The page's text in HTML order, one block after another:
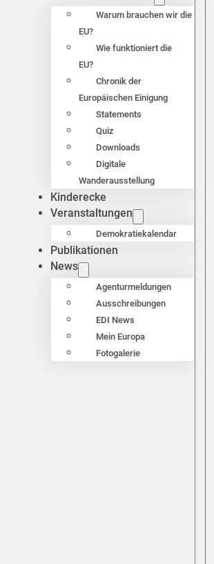
Warum brauchen wir die
EU?
Wie funktioniert die
EU?
Chronik der
Europäischen Einigung
Statements
Quiz
Downloads
Digitale
Wanderausstellung
Kinderecke
Veranstaltungen
Demokratiekalendar
Publikationen
News
Agenturmeldungen
Ausschreibungen
EDI News
Mein Europa
Fotogalerie